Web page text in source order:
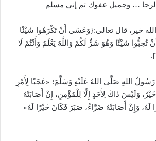
الرجا … وجميل عفوك ثم إني مسلم
خير، قال تعالى:{وَعَسَى أَنْ تَكْرَهُوا شَيْئًا
شَيْئًا وَهُوَ شَرٌّ لَكُمْ وَاللَّهُ يَعْلَمُ وَأَنْتُمْ لَا
اللهِ صَلَّى اللهُ عَلَيْهِ وَسَلَّمَ: «عَجَبًا لِأَمْرِ
وَلَيْسَ ذَاكَ لِأَحَدٍ إِلَّا لِلْمُؤْمِنِ، إِنْ أَصَابَتْهُ
وَإِنْ أَصَابَتْهُ ضَرَّاءُ، صَبَرَ فَكَانَ خَيْرًا لَهُ»